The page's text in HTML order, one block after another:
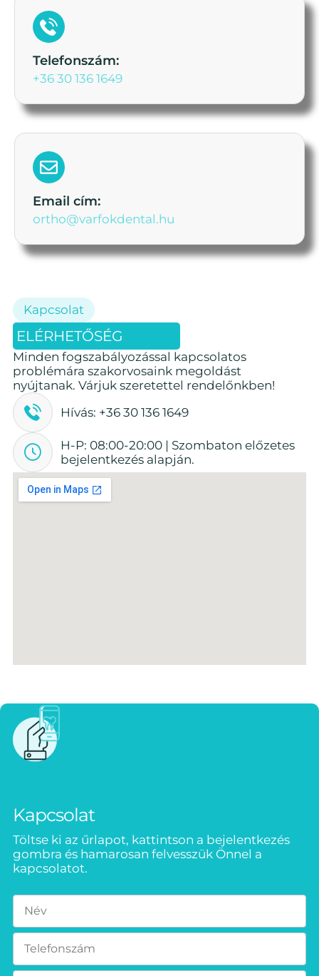
Telefonszám:
+36 30 136 1649
Email cím:
ortho@varfokdental.hu
Kapcsolat
ELÉRHETŐSÉG
Minden fogszabályozással kapcsolatos
problémára szakorvosaink megoldást
nyújtanak. Várjuk szeretettel rendelőnkben!
Hívás: +36 30 136 1649
H-P: 08:00-20:00 | Szombaton előzetes
bejelentkezés alapján.
Kapcsolat
Töltse ki az űrlapot, kattintson a bejelentkezés
gombra és hamarosan felvesszük Önnel a
kapcsolatot.